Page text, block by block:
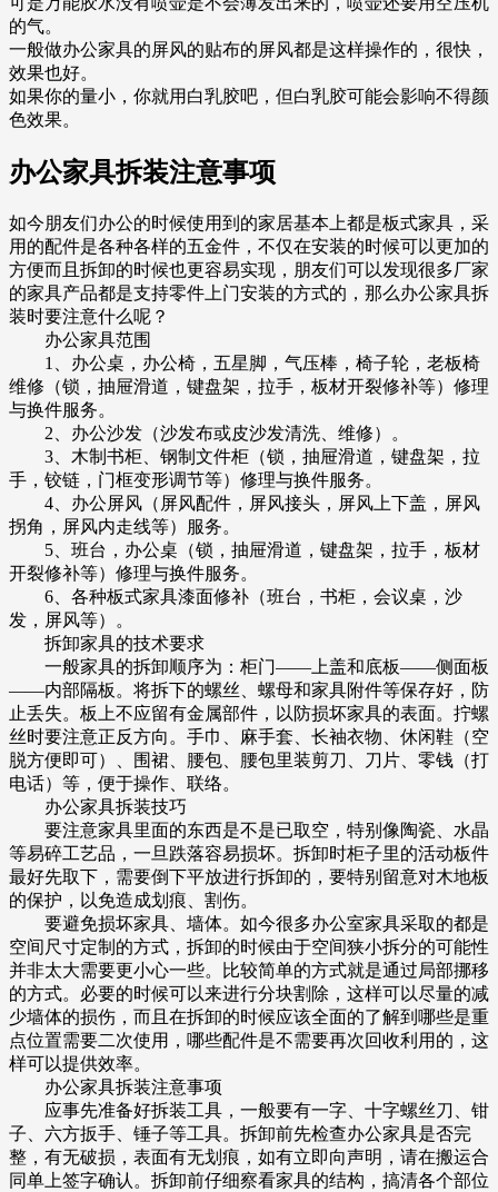
的气。
一般做办公家具的屏风的贴布的屏风都是这样操作的，很快，
效果也好。
如果你的量小，你就用白乳胶吧，但白乳胶可能会影响不得颜
色效果。
办公家具拆装注意事项
如今朋友们办公的时候使用到的家居基本上都是板式家具，采
用的配件是各种各样的五金件，不仅在安装的时候可以更加的
方便而且拆卸的时候也更容易实现，朋友们可以发现很多厂家
的家具产品都是支持零件上门安装的方式的，那么办公家具拆
装时要注意什么呢？
办公家具范围
1、办公桌，办公椅，五星脚，气压棒，椅子轮，老板椅
维修（锁，抽屉滑道，键盘架，拉手，板材开裂修补等）修理
与换件服务。
2、办公沙发（沙发布或皮沙发清洗、维修）。
3、木制书柜、钢制文件柜（锁，抽屉滑道，键盘架，拉
手，铰链，门框变形调节等）修理与换件服务。
4、办公屏风（屏风配件，屏风接头，屏风上下盖，屏风
拐角，屏风内走线等）服务。
5、班台，办公桌（锁，抽屉滑道，键盘架，拉手，板材
开裂修补等）修理与换件服务。
6、各种板式家具漆面修补（班台，书柜，会议桌，沙
发，屏风等）。
拆卸家具的技术要求
一般家具的拆卸顺序为：柜门――上盖和底板――侧面板
――内部隔板。将拆下的螺丝、螺母和家具附件等保存好，防
止丢失。板上不应留有金属部件，以防损坏家具的表面。拧螺
丝时要注意正反方向。手巾、麻手套、长袖衣物、休闲鞋（空
脱方便即可）、围裙、腰包、腰包里装剪刀、刀片、零钱（打
电话）等，便于操作、联络。
办公家具拆装技巧
要注意家具里面的东西是不是已取空，特别像陶瓷、水晶
等易碎工艺品，一旦跌落容易损坏。拆卸时柜子里的活动板件
最好先取下，需要倒下平放进行拆卸的，要特别留意对木地板
的保护，以免造成划痕、割伤。
要避免损坏家具、墙体。如今很多办公室家具采取的都是
空间尺寸定制的方式，拆卸的时候由于空间狭小拆分的可能性
并非太大需要更小心一些。比较简单的方式就是通过局部挪移
的方式。必要的时候可以来进行分块割除，这样可以尽量的减
少墙体的损伤，而且在拆卸的时候应该全面的了解到哪些是重
点位置需要二次使用，哪些配件是不需要再次回收利用的，这
样可以提供效率。
办公家具拆装注意事项
应事先准备好拆装工具，一般要有一字、十字螺丝刀、钳
子、六方扳手、锤子等工具。拆卸前先检查办公家具是否完
整，有无破损，表面有无划痕，如有立即向声明，请在搬运合
同单上签字确认。拆卸前仔细察看家具的结构，搞清各个部位